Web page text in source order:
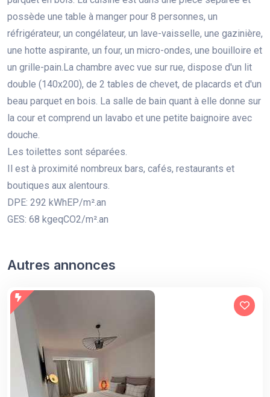
possède une table à manger pour 8 personnes, un
réfrigérateur, un congélateur, un lave-vaisselle, une gazinière,
une hotte aspirante, un four, un micro-ondes, une bouilloire et
un grille-pain.La chambre avec vue sur rue, dispose d'un lit
double (140x200), de 2 tables de chevet, de placards et d'un
beau parquet en bois. La salle de bain quant à elle donne sur
la cour et comprend un lavabo et une petite baignoire avec
douche.
Les toilettes sont séparées.
Il est à proximité nombreux bars, cafés, restaurants et
boutiques aux alentours.
DPE: 292 kWhEP/m².an
GES: 68 kgeqCO2/m².an
Autres annonces